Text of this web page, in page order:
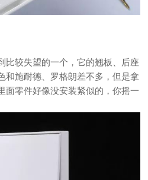
比较失望的一个，它的翘板、后座
和施耐德、罗格朗差不多，但是拿
面零件好像没安装紧似的，你摇一